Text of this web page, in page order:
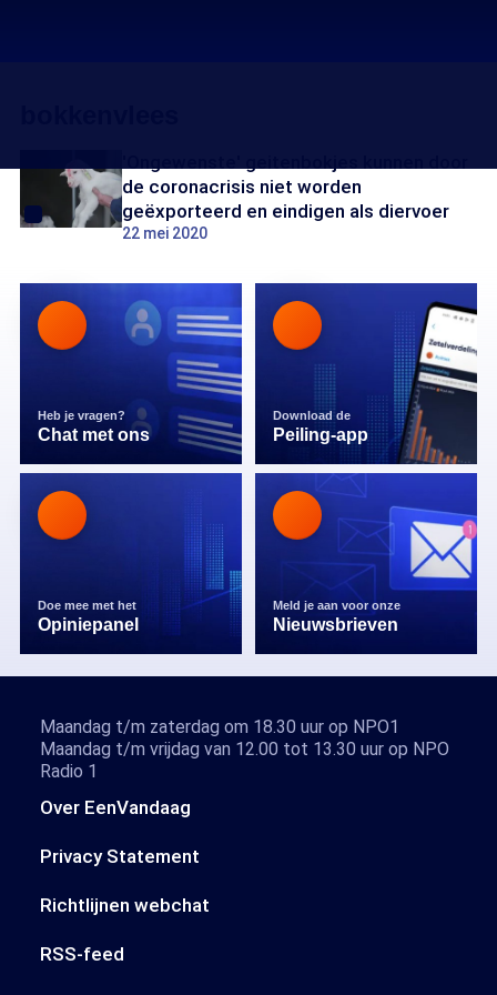
de coronacrisis niet worden
geëxporteerd en eindigen als diervoer
22 mei 2020
Heb je vragen?
Chat met ons
Download de
Peiling-app
Doe mee met het
Opiniepanel
Meld je aan voor onze
Nieuwsbrieven
Over EenVandaag
Privacy Statement
Richtlijnen webchat
RSS-feed
Maandag t/m zaterdag om 18.30 uur op NPO1
Maandag t/m vrijdag van 12.00 tot 13.30 uur op NPO
Radio 1